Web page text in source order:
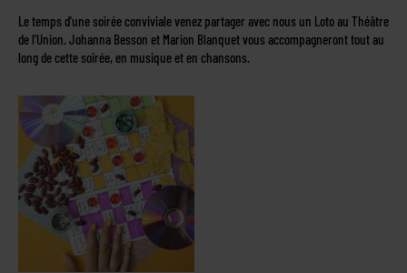
Le temps d’une soirée conviviale venez partager avec nous un Loto au Théâtre
de l’Union. Johanna Besson et Marion Blanquet vous accompagneront tout au
long de cette soirée, en musique et en chansons.